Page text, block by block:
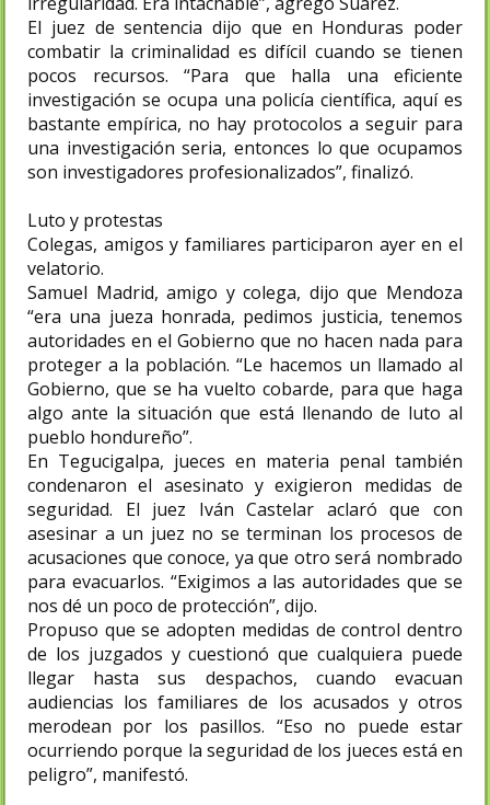
El juez de sentencia dijo que en Honduras poder
combatir la criminalidad es difícil cuando se tienen
pocos recursos. “Para que halla una eficiente
investigación se ocupa una policía científica, aquí es
bastante empírica, no hay protocolos a seguir para
una investigación seria, entonces lo que ocupamos
son investigadores profesionalizados”, finalizó.
Luto y protestas
Colegas, amigos y familiares participaron ayer en el
velatorio.
Samuel Madrid, amigo y colega, dijo que Mendoza
“era una jueza honrada, pedimos justicia, tenemos
autoridades en el Gobierno que no hacen nada para
proteger a la población. “Le hacemos un llamado al
Gobierno, que se ha vuelto cobarde, para que haga
algo ante la situación que está llenando de luto al
pueblo hondureño”.
En Tegucigalpa, jueces en materia penal también
condenaron el asesinato y exigieron medidas de
seguridad. El juez Iván Castelar aclaró que con
asesinar a un juez no se terminan los procesos de
acusaciones que conoce, ya que otro será nombrado
para evacuarlos. “Exigimos a las autoridades que se
nos dé un poco de protección”, dijo.
Propuso que se adopten medidas de control dentro
de los juzgados y cuestionó que cualquiera puede
llegar hasta sus despachos, cuando evacuan
audiencias los familiares de los acusados y otros
merodean por los pasillos. “Eso no puede estar
ocurriendo porque la seguridad de los jueces está en
peligro”, manifestó.